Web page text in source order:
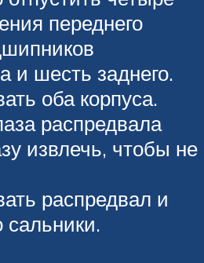
переднего
и шесть заднего.
оба корпуса.
распредвала
извлечь, чтобы не
распредвал и
сальники.